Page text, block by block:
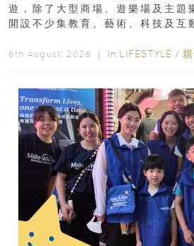
遊，除了大型商場、遊樂場及主題
開設不少集教育、藝術、科技及互
6th August, 2026 ｜ In LIFESTYLE /